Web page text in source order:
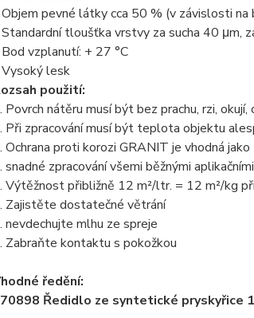
Objem pevné látky cca 50 % (v závislosti na
Standardní tloušťka vrstvy za sucha 40 μm,
Bod vzplanutí: + 27 °C
Vysoký lesk
použití:
Povrch nátěru musí být bez prachu, rzi,
Při zpracování musí být teplota objektu
Ochrana proti korozi GRANIT je vhodná
snadné zpracování všemi běžnými
Výtěžnost přibližně 12 m²/ltr. = 12 m²/kg
Zajistěte dostatečné větrání
nevdechujte mlhu ze spreje
Zabraňte kontaktu s pokožkou
ředění:
Ředidlo ze syntetické pryskyřice